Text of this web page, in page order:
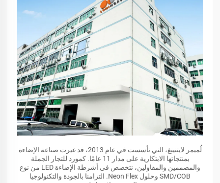
لُميمر لايتنينغ، التي تأسست في عام 2013، قد غيرت صناعة الإضاءة
بمنتجاتها الابتكارية على مدار 11 عامًا. كمورد للتجار الجملة
والمصممين والمقاولين، نتخصص في أشرطة الإضاءة LED من نوع
SMD/COB وحلول Neon Flex. التزامنا بالجودة والتكنولوجيا